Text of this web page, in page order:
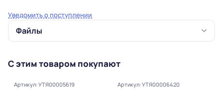
Уведомить о поступлении
Файлы
С этим товаром покупают
Артикул: УТЯ00005619 Артикул: УТЯ00006420